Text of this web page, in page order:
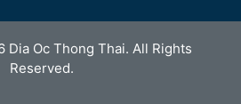
Oc Thong Thai. All Rights
Reserved.